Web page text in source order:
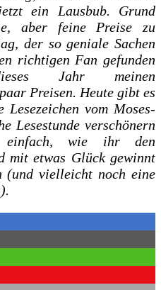
ein Lausbub. Grund
aber feine Preise zu
der so geniale Sachen
richtigen Fan gefunden
Jahr meinen
Preisen. Heute gibt es
vom Moses-
Lesestunde verschönern
einfach, wie ihr den
mit etwas Glück gewinnt
(und vielleicht noch eine